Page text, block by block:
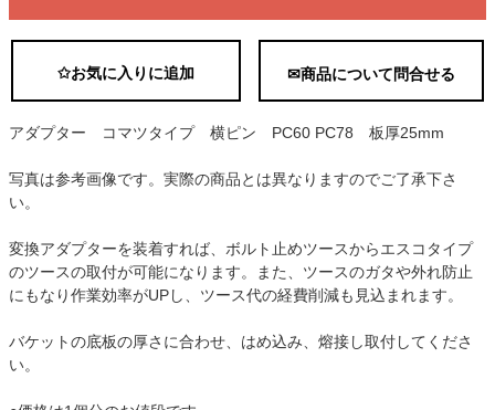
✩お気に入りに追加 ✉商品について問合せる
アダプター コマツタイプ 横ピン PC60 PC78 板厚25mm
写真は参考画像です。実際の商品とは異なりますのでご了承下さ
い。
変換アダプターを装着すれば、ボルト止めツースからエスコタイプ
のツースの取付が可能になります。また、ツースのガタや外れ防止
にもなり作業効率がUPし、ツース代の経費削減も見込まれます。
バケットの底板の厚さに合わせ、はめ込み、熔接し取付してくださ
い。